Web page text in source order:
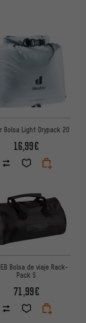
Bolsa Light Drypack 20
16,99€
Bolsa de viaje Rack-
Pack S
71,99€